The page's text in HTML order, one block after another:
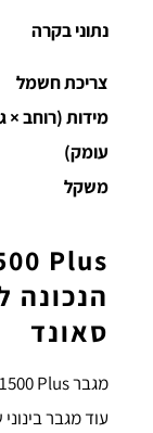
נתוני בקרה
צריכת חשמל
מידות (רוחב ×
עומק)
משקל
סאונד
עוד מגבר